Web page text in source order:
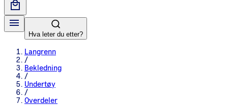
Hva leter du etter?
Langrenn
/
Bekledning
/
Undertøy
/
Overdeler